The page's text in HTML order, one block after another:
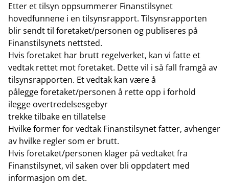
Etter et tilsyn oppsummerer Finanstilsynet
hovedfunnene i en tilsynsrapport. Tilsynsrapporten
blir sendt til foretaket/personen og publiseres på
Finanstilsynets nettsted.
Hvis foretaket har brutt regelverket, kan vi fatte et
vedtak rettet mot foretaket. Dette vil i så fall framgå av
tilsynsrapporten. Et vedtak kan være å
pålegge foretaket/personen å rette opp i forhold
ilegge overtredelsesgebyr
trekke tilbake en tillatelse
Hvilke former for vedtak Finanstilsynet fatter, avhenger
av hvilke regler som er brutt.
Hvis foretaket/personen klager på vedtaket fra
Finanstilsynet, vil saken over bli oppdatert med
informasjon om det.